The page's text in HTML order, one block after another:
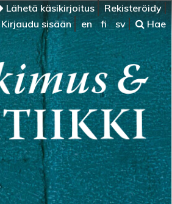
Lähetä käsikirjoitus
Rekisteröidy
Kirjaudu sisään
en fi sv Hae